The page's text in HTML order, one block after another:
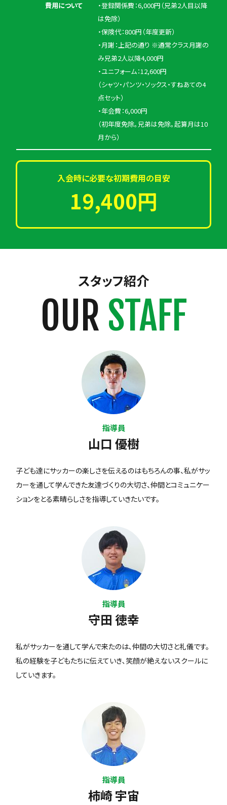
費用について
・登録関係費：6,000円（兄弟2人目以降
は免除）
・保険代：800円（年度更新）
・月謝：上記の通り ※通常クラス月謝の
み兄弟2人以降4,000円
・ユニフォーム：12,600円
（シャツ・パンツ・ソックス・すねあての4
点セット）
・年会費：6,000円
（初年度免除。兄弟は免除。起算月は10
月から）
入会時に必要な初期費用の目安
19,400円
スタッフ紹介
OUR STAFF
指導員
山口 優樹
子ども達にサッカーの楽しさを伝えるのはもちろんの事、私がサッ
カーを通して学んできた友達づくりの大切さ、仲間とコミュニケー
ションをとる素晴らしさを指導していきたいです。
指導員
守田 徳幸
私がサッカーを通して学んで来たのは､仲間の大切さと礼儀です。
私の経験を子どもたちに伝えていき､笑顔が絶えないスクールに
していきます。
指導員
柿崎 宇宙